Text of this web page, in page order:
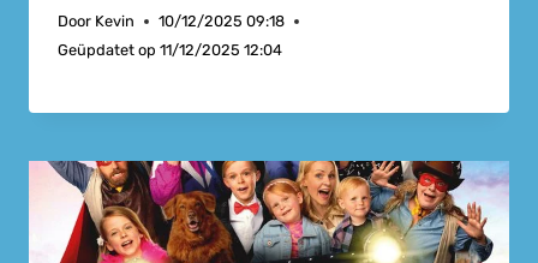
Door Kevin
10/12/2025 09:18
Geüpdatet op 11/12/2025 12:04